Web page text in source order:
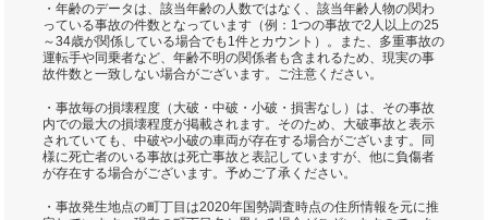
・年齢のデータは、該当年齢の人数ではなく、該当年齢人物の関わ
っている事故の件数となっています（例：1つの事故で2人以上の25
～34歳が関係している場合でも1件とカウント）。また、多重事故の
運転手や同乗者など、年齢不明の関係者も含まれるため、現実の事
故件数と一致しない場合がございます。ご注意ください。
・事故毎の損壊程度（大破・中破・小破・損害なし）は、その事故
内での最大の損壊程度が掲載されます。そのため、大破事故と表示
されていても、中破や小破の車両が存在する場合がございます。同
様に死亡者のいる事故は死亡事故と表記していますが、他に負傷者
が存在する場合がございます。予めご了承ください。
・事故発生地点の町丁目は2020年国勢調査時点の住所情報を元に推